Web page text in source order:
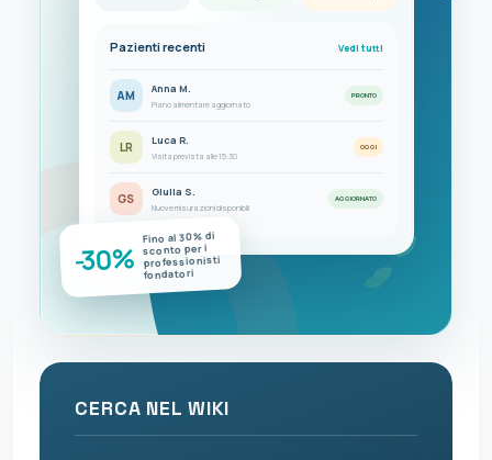
Pazienti recenti Vedi tutti
AM Anna M.
Piano alimentare aggiornato
PRONTO
LR Luca R.
Visita prevista alle 15:30
OGGI
GS Giulia S.
Nuove misurazioni disponibili
AGGIORNATO
-30%
Fino al 30% di
sconto per i
professionisti
fondatori
CERCA NEL WIKI